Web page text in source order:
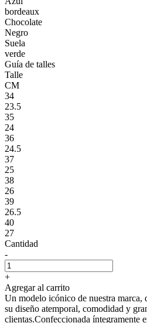
bordeaux
Chocolate
Negro
Suela
verde
Guía de talles
Talle
CM
34
23.5
35
24
36
24.5
37
25
38
26
39
26.5
40
27
Cantidad
-
+
Agregar al carrito
Un modelo icónico de nuestra marca,
su diseño atemporal, comodidad y
clientas.Confeccionada íntegramente